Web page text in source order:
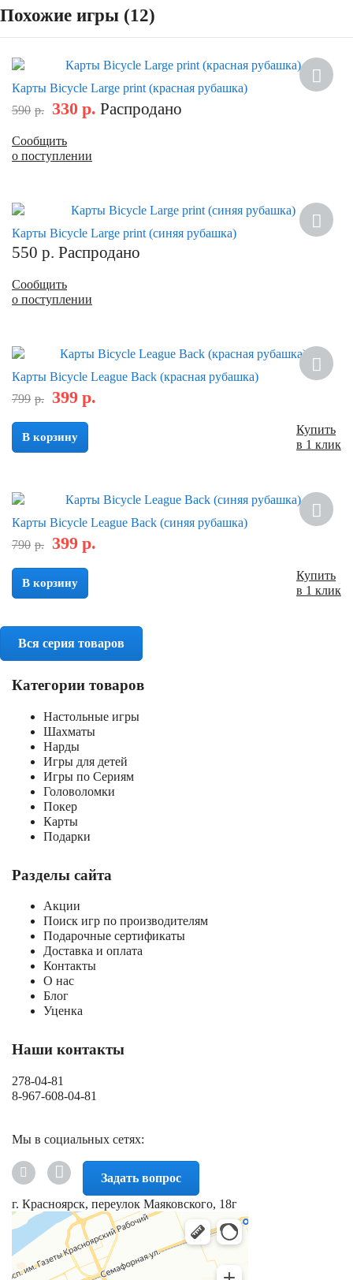
Похожие игры (12)
Карты Bicycle Large print (красная рубашка)
590 р. 330 р. Распродано
Сообщить
о поступлении
Карты Bicycle Large print (синяя рубашка)
550 р. Распродано
Сообщить
о поступлении
Карты Bicycle League Back (красная рубашка)
799 р. 399 р.
В корзину
Купить
в 1 клик
Карты Bicycle League Back (синяя рубашка)
790 р. 399 р.
В корзину
Купить
в 1 клик
Вся серия товаров
Категории товаров
Настольные игры
Шахматы
Нарды
Игры для детей
Игры по Сериям
Головоломки
Покер
Карты
Подарки
Разделы сайта
Акции
Поиск игр по производителям
Подарочные сертификаты
Доставка и оплата
Контакты
О нас
Блог
Уценка
Наши контакты
278-04-81
8-967-608-04-81
Мы в социальных сетях:
Задать вопрос
г. Красноярск, переулок Маяковского, 18г